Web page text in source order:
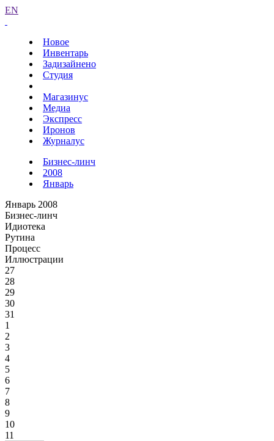
EN
Новое
Инвентарь
Задизайнено
Студия
Магазинус
Медиа
Экспресс
Иронов
Журналус
Бизнес-линч
2008
Январь
Январь 2008
Бизнес-линч
Идиотека
Рутина
Процесс
Иллюстрации
27
28
29
30
31
1
2
3
4
5
6
7
8
9
10
11